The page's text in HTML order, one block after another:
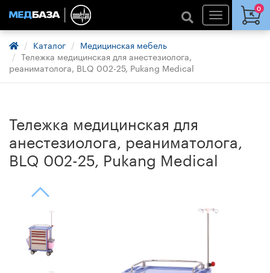
0
Каталог
Медицинская мебель
Тележка медицинская для анестезиолога,
реаниматолога, BLQ 002-25, Pukang Medical
Тележка медицинская для
анестезиолога, реаниматолога,
BLQ 002-25, Pukang Medical